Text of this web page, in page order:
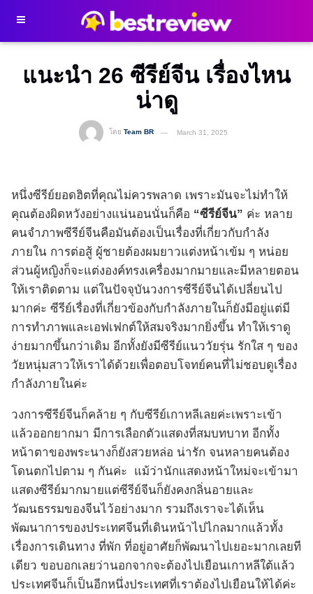
แนะนำ 26 ซีรีย์จีน เรื่องไหน
น่าดู
โดย Team BR March 31, 2025
หนึ่งซีรีย์ยอดฮิตที่คุณไม่ควรพลาด เพราะมันจะไม่ทำให้
คุณต้องผิดหวังอย่างแน่นอนนั่นก็คือ “ซีรีย์จีน” ค่ะ หลาย
คนจำภาพซีรีย์จีนคือมันต้องเป็นเรื่องที่เกี่ยวกับกำลัง
ภายใน การต่อสู้ ผู้ชายต้องผมยาวแต่งหน้าเข้ม ๆ หน่อย
ส่วนผู้หญิงก็จะแต่งองค์ทรงเครื่องมากมายและมีหลายตอน
ให้เราติดตาม แต่ในปัจจุบันวงการซีรีย์จีนได้เปลี่ยนไป
มากค่ะ ซีรีย์เรื่องที่เกี่ยวข้องกับกำลังภายในก็ยังมีอยู่แต่มี
การทำภาพและเอฟเฟกต์ให้สมจริงมากยิ่งขึ้น ทำให้เราดู
ง่ายมากขึ้นกว่าเดิม อีกทั้งยังมีซีรีย์แนววัยรุ่น รักใส ๆ ของ
วัยหนุ่มสาวให้เราได้ด้วยเพื่อตอบโจทย์คนที่ไม่ชอบดูเรื่อง
กำลังภายในค่ะ
วงการซีรีย์จีนก็คล้าย ๆ กับซีรีย์เกาหลีเลยค่ะเพราะเข้า
แล้วออกยากมา มีการเลือกตัวแสดงที่สมบทบาท อีกทั้ง
หน้าตาของพระนางก็ยังสวยหล่อ น่ารัก จนหลายคนต้อง
โดนตกไปตาม ๆ กันค่ะ แม้ว่านักแสดงหน้าใหม่จะเข้ามา
แสดงซีรีย์มากมายแต่ซีรีย์จีนก็ยังคงกลิ่นอายและ
วัฒนธรรมของจีนไว้อย่างมาก รวมถึงเราจะได้เห็น
พัฒนาการของประเทศจีนที่เดินหน้าไปไกลมากแล้วทั้ง
เรื่องการเดินทาง ที่พัก ที่อยู่อาศัยก็พัฒนาไปเยอะมากเลยที
เดียว ขอบอกเลยว่านอกจากจะต้องไปเยือนเกาหลีใต้แล้ว
ประเทศจีนก็เป็นอีกหนึ่งประเทศที่เราต้องไปเยือนให้ได้ค่ะ